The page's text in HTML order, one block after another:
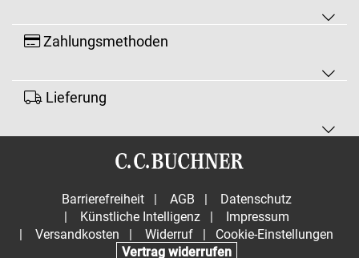
Zahlungsmethoden
Lieferung
Barrierefreiheit | AGB |
Datenschutz
|
Künstliche Intelligenz |
Impressum
|
Versandkosten | Widerruf |
Cookie-Einstellungen
Vertrag widerrufen